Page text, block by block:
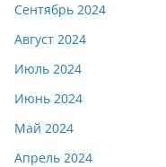
Сентябрь 2024
Август 2024
Июль 2024
Июнь 2024
Май 2024
Апрель 2024